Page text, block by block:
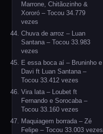
Marrone, Chitãozinho &
Xororó – Tocou 34.779
vezes
Chuva de arroz – Luan
Santana – Tocou 33.983
vezes
E essa boca aí – Bruninho e
Davi ft Luan Santana –
Tocou 33.412 vezes
Vira lata – Loubet ft
Fernando e Sorocaba –
Tocou 33.160 vezes
Maquiagem borrada – Zé
Felipe – Tocou 33.003 vezes